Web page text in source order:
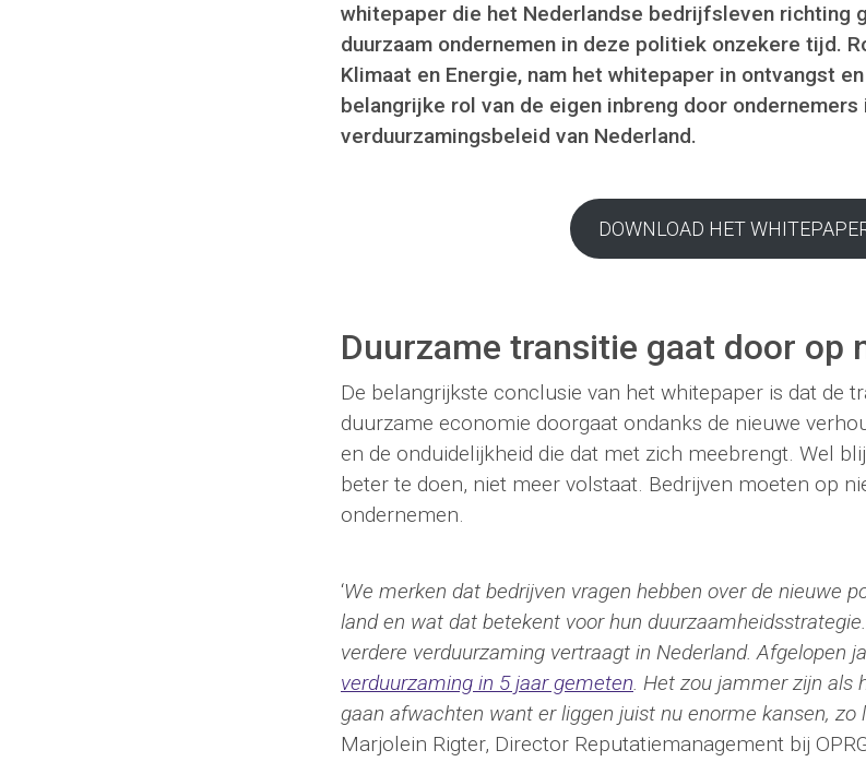
whitepaper die het Nederlandse bedrijfsleven richting
duurzaam ondernemen in deze politiek onzekere tijd.
Klimaat en Energie, nam het whitepaper in ontvangst
belangrijke rol van de eigen inbreng door ondernemers
verduurzamingsbeleid van Nederland.
DOWNLOAD HET
Duurzame transitie gaat door op
De belangrijkste conclusie van het whitepaper is dat de
duurzame economie doorgaat ondanks de nieuwe
en de onduidelijkheid die dat met zich meebrengt. Wel
beter te doen, niet meer volstaat. Bedrijven moeten op
ondernemen.
‘We merken dat bedrijven vragen hebben over de nieuwe
land en wat dat betekent voor hun
verdere verduurzaming vertraagt in Nederland. Afgelopen
verduurzaming in 5 jaar gemeten. Het zou jammer zijn als
gaan afwachten want er liggen juist nu enorme kansen, zo
Marjolein Rigter, Director Reputatiemanagement bij